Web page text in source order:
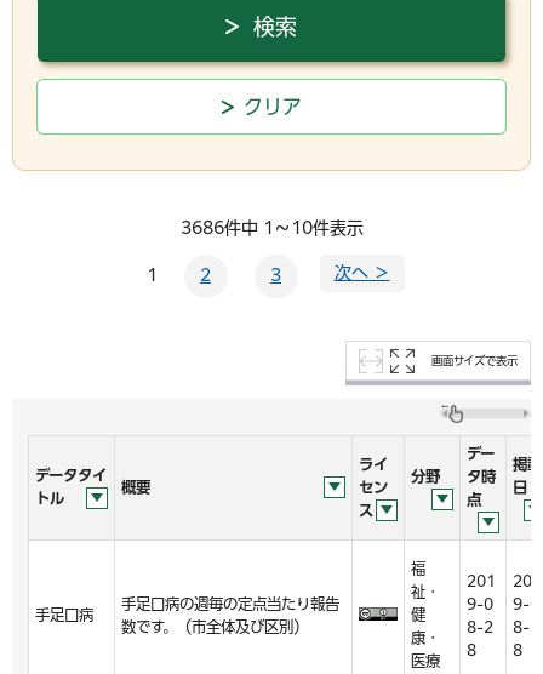
3686件中 1～10件表示
1 2 3 次へ ＞
画面サイズで表示
データタイ
トル
概要
ライ
セン
ス
分野
デー
タ時
点
掲載
日
手足口病
手足口病の週毎の定点当たり報告
数です。（市全体及び区別）
福
祉・
健
康・
医療
201
9-0
8-2
8
201
9-0
8-2
8